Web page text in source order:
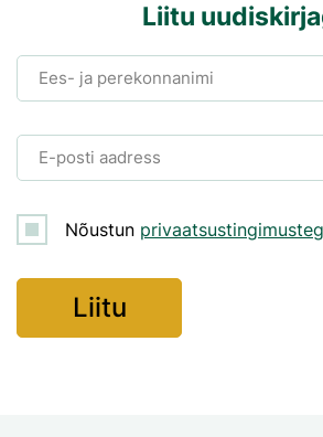
Liitu
Ees- ja perekonnanimi
E-posti aadress
Nõustun